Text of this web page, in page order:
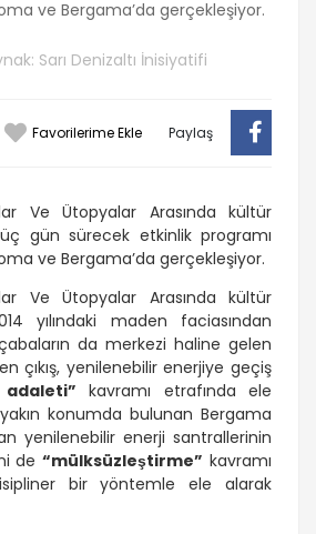
ve Bergama’da gerçekleşiyor.
Sarı Denizaltı İnisiyatifi
Favorilerime Ekle Paylaş
Ve Ütopyalar Arasında kültür
gün sürecek etkinlik programı
ve Bergama’da gerçekleşiyor.
Ve Ütopyalar Arasında kültür
yılındaki maden faciasından
da merkezi haline gelen
çıkış, yenilenebilir enerjiye geçiş
kavramı etrafında ele
yakın konumda bulunan Bergama
yenilenebilir enerji santrallerinin
de“mülksüzleştirme” kavramı
bir yöntemle ele alarak